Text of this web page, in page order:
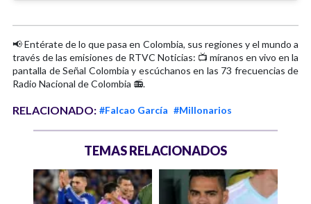
📢 Entérate de lo que pasa en Colombia, sus regiones y el mundo a
través de las emisiones de RTVC Noticias: 📺 míranos en vivo en la
pantalla de Señal Colombia y escúchanos en las 73 frecuencias de
Radio Nacional de Colombia 📻.
RELACIONADO: #Falcao García #Millonarios
TEMAS RELACIONADOS